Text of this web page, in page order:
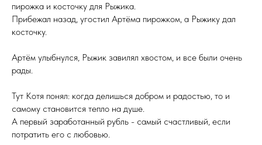
пирожка и косточку для Рыжика.
Прибежал назад, угостил Артёма пирожком, а Рыжику дал
косточку.
Артём улыбнулся, Рыжик завилял хвостом, и все были очень
рады.
Тут Котя понял: когда делишься добром и радостью, то и
самому становится тепло на душе.
А первый заработанный рубль - самый счастливый, если
потратить его с любовью.